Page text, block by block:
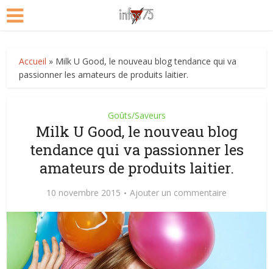
Accueil » Milk U Good, le nouveau blog tendance qui va
passionner les amateurs de produits laitier.
Goûts/Saveurs
Milk U Good, le nouveau blog
tendance qui va passionner les
amateurs de produits laitier.
10 novembre 2015 Ajouter un commentaire